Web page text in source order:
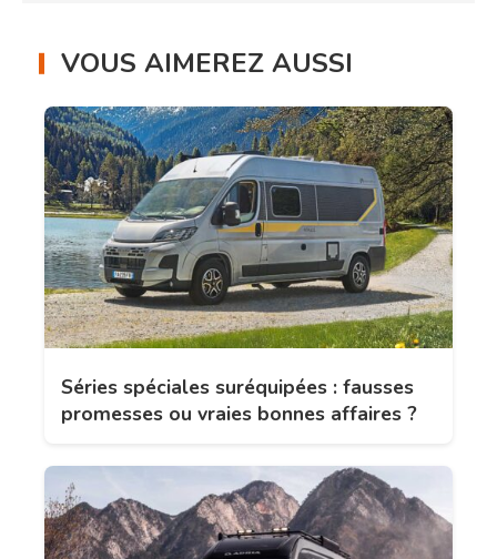
VOUS AIMEREZ AUSSI
Séries spéciales suréquipées : fausses
promesses ou vraies bonnes affaires ?